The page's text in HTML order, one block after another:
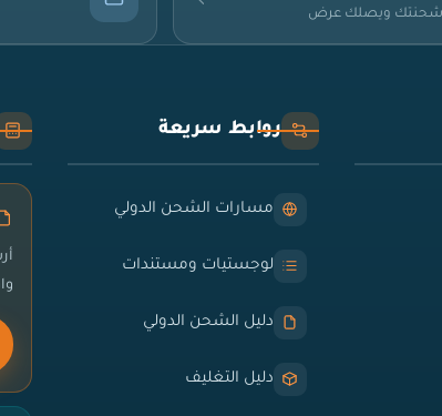
شحنتك ويصلك عرض
روابط سريعة
مسارات الشحن الدولي
لوجستيات ومستندات
دليل الشحن الدولي
دليل التغليف